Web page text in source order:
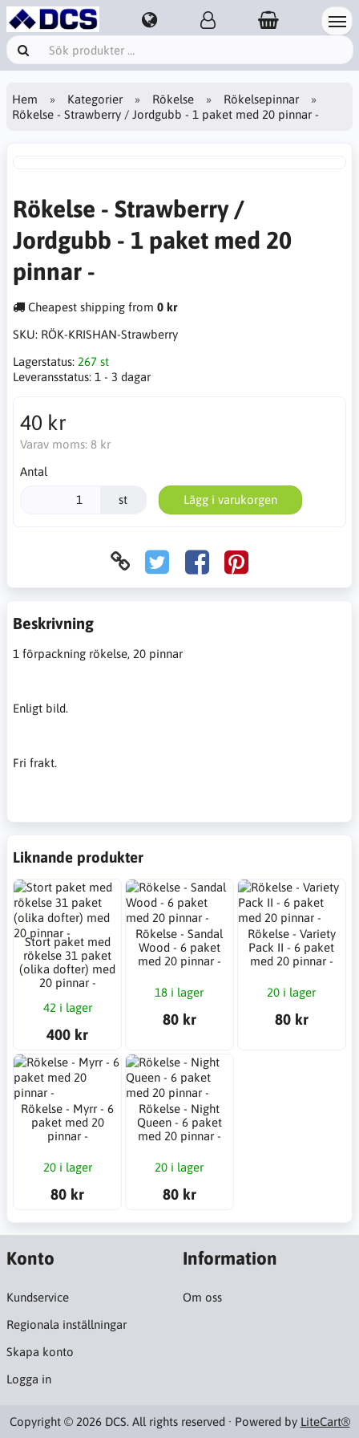
Hem Kategorier Rökelse
Rökelsepinnar
Rökelse - Strawberry / Jordgubb - 1 paket med 20 pinnar -
Rökelse - Strawberry /
Jordgubb - 1 paket med 20
pinnar -
Cheapest shipping from 0 kr
SKU: RÖK-KRISHAN-Strawberry
Lagerstatus: 267 st
Leveransstatus: 1 - 3 dagar
40 kr
Varav moms: 8 kr
Antal
st Lägg i varukorgen
Beskrivning
1 förpackning rökelse, 20 pinnar
Enligt bild.
Fri frakt.
Liknande produkter
Stort paket med
rökelse 31 paket
(olika dofter) med
20 pinnar -
42 i lager
400 kr
Rökelse - Sandal
Wood - 6 paket
med 20 pinnar -
18 i lager
80 kr
Rökelse - Variety
Pack II - 6 paket
med 20 pinnar -
20 i lager
80 kr
Rökelse - Myrr - 6
paket med 20
pinnar -
20 i lager
80 kr
Rökelse - Night
Queen - 6 paket
med 20 pinnar -
20 i lager
80 kr
Konto
Kundservice
Regionala inställningar
Skapa konto
Logga in
Information
Om oss
Copyright © 2026 DCS. All rights reserved · Powered by LiteCart®